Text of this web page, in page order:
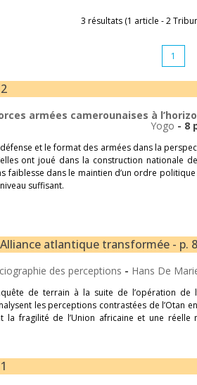
3 résultats (1 article - 2
1
armées camerounaises à
Yogo - 8
et le format des armées dans la
ont joué dans la construction nationale
faiblesse dans le maintien d’un ordre
suffisant.
atlantique transformée - p.
des perceptions - Hans De
de terrain à la suite de l’opération
les perceptions contrastées de l’Otan
la fragilité de l’Union africaine et une réelle